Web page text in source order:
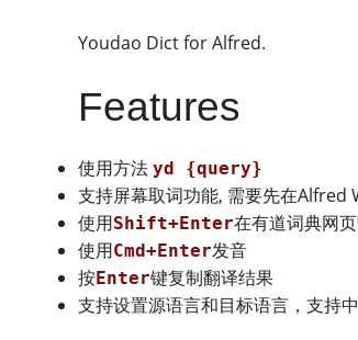
Youdao Dict for Alfred.
Features
使用方法yd {query}
支持屏幕取词功能, 需要先在Alfred
使用Shift+Enter在有道词典网
使用Cmd+Enter发音
按Enter键复制翻译结果
支持设置源语言和目标语言，支持